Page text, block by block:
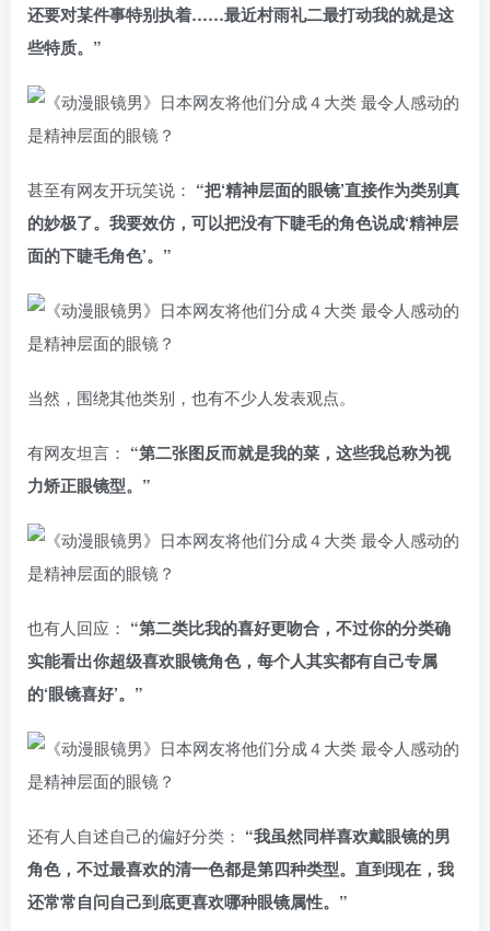
还要对某件事特别执着……最近村雨礼二最打动我的就是这
些特质。”
甚至有网友开玩笑说： “把‘精神层面的眼镜’直接作为类别真
的妙极了。我要效仿，可以把没有下睫毛的角色说成‘精神层
面的下睫毛角色’。”
当然，围绕其他类别，也有不少人发表观点。
有网友坦言： “第二张图反而就是我的菜，这些我总称为视
力矫正眼镜型。”
也有人回应： “第二类比我的喜好更吻合，不过你的分类确
实能看出你超级喜欢眼镜角色，每个人其实都有自己专属
的‘眼镜喜好’。”
还有人自述自己的偏好分类： “我虽然同样喜欢戴眼镜的男
角色，不过最喜欢的清一色都是第四种类型。直到现在，我
还常常自问自己到底更喜欢哪种眼镜属性。”